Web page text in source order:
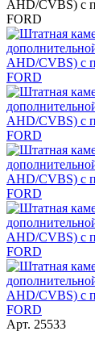
Арт. 25533